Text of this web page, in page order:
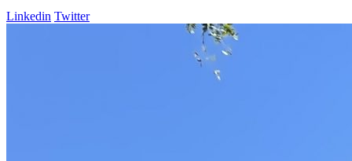
Linkedin Twitter